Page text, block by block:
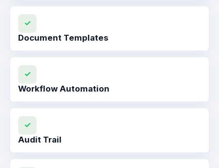
✓
Document Templates
✓
Workflow Automation
✓
Audit Trail